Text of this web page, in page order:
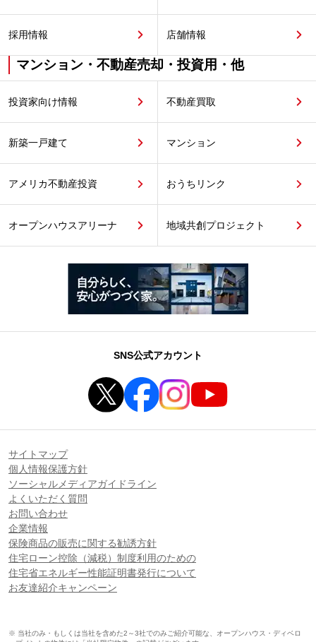
採用情報 店舗情報
マンション・不動産売却・投資用・他
投資家向け情報 不動産買取
新築一戸建て マンション
アメリカ不動産投資 おうちリンク
オープンハウスアリーナ 地域共創プロジェクト
SNS公式アカウント
サイトマップ
個人情報保護方針
ソーシャルメディアガイドライン
よくいただく質問
お問い合わせ
企業情報
保険商品の販売に関する勧誘方針
住宅ローン控除（減税）制度利用のための
住宅省エネルギー性能証明書発行について
お友達紹介キャンペーン
※ 当社のみ・もしくは当社を含めた2～3社でのみご紹介可能な、オープンハウス・ディベロ